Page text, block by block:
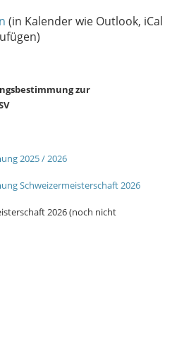
(in Kalender wie Outlook, iCal
zur
2025 / 2026
Schweizermeisterschaft 2026
2026 (noch nicht